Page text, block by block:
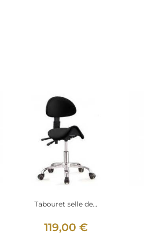
Tabouret selle de...
119,00 €